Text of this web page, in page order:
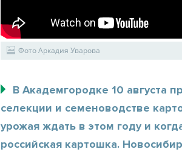
Фото Аркадия Уварова
В Академгородке 10 августа
селекции и семеноводстве
урожая ждать в этом году и
российская картошка.